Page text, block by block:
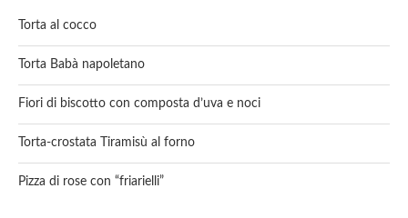
Torta al cocco
Torta Babà napoletano
Fiori di biscotto con composta d’uva e noci
Torta-crostata Tiramisù al forno
Pizza di rose con “friarielli”